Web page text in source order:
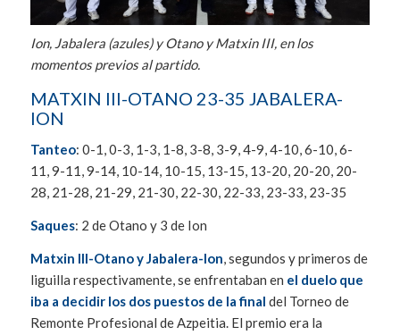
Ion, Jabalera (azules) y Otano y Matxin III, en los
momentos previos al partido.
MATXIN III-OTANO 23-35 JABALERA-
ION
Tanteo: 0-1, 0-3, 1-3, 1-8, 3-8, 3-9, 4-9, 4-10, 6-10, 6-
11, 9-11, 9-14, 10-14, 10-15, 13-15, 13-20, 20-20, 20-
28, 21-28, 21-29, 21-30, 22-30, 22-33, 23-33, 23-35
Saques: 2 de Otano y 3 de Ion
Matxin III-Otano y Jabalera-Ion, segundos y primeros de
liguilla respectivamente, se enfrentaban en el duelo que
iba a decidir los dos puestos de la final del Torneo de
Remonte Profesional de Azpeitia. El premio era la